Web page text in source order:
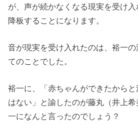
が、声が続かなくなる現実を受け
降板することになります。
音が現実を受け入れたのは、裕一
てのことでした。
裕一に、「赤ちゃんができたから
はない」と諭したのが藤丸（井上
一になんと言ったのでしょう？